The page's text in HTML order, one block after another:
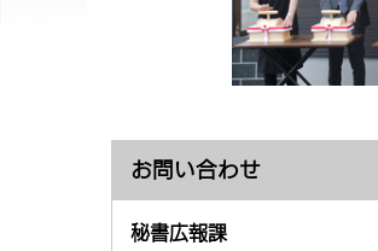
お問い合わせ
秘書広報課